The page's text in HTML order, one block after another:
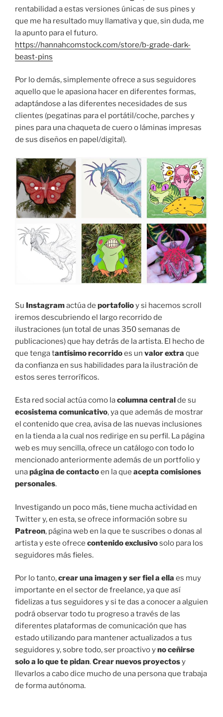
rentabilidad a estas versiones únicas de sus pines y
que me ha resultado muy llamativa y que, sin duda, me
la apunto para el futuro.
https://hannahcomstock.com/store/b-grade-dark-
beast-pins
Por lo demás, simplemente ofrece a sus seguidores
aquello que le apasiona hacer en diferentes formas,
adaptándose a las diferentes necesidades de sus
clientes (pegatinas para el portátil/coche, parches y
pines para una chaqueta de cuero o láminas impresas
de sus diseños en papel/digital).
Su Instagramactúa de portafolioy si hacemos scroll
iremos descubriendo el largo recorrido de
ilustraciones (un total de unas 350 semanas de
publicaciones) que hay detrás de la artista. El hecho de
que tenga tantísimo recorridoes un valor extra que
da confianza en sus habilidades para la ilustración de
estos seres terroríficos.
Esta red social actúa como lacolumna centralde su
ecosistema comunicativo, ya que además de mostrar
el contenido que crea, avisa de las nuevas inclusiones
en la tienda a la cual nos redirige en su perfil. La página
web es muy sencilla, ofrece un catálogo con todo lo
mencionado anteriormente además de un portfolio y
unapágina de contactoen la que acepta comisiones
personales.
Investigando un poco más, tiene mucha actividad en
Twitter y, en esta, se ofrece información sobre su
Patreon, página web en la que te suscribes o donas al
artista y este ofrece contenido exclusivosolo para los
seguidores más fieles.
Por lo tanto,crear una imagen y ser fiel a ella es muy
importante en el sector de freelance, ya que así
fidelizas a tus seguidores y si te das a conocer a alguien
podrá observar todo tu progreso a través de las
diferentes plataformas de comunicación que has
estado utilizando para mantener actualizados a tus
seguidores y, sobre todo, ser proactivo yno ceñirse
solo a lo que te pidan.Crear nuevos proyectosy
llevarlos a cabo dice mucho de una persona que trabaja
de forma autónoma.